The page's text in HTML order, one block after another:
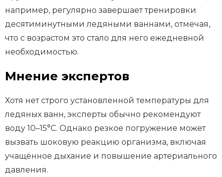
например, регулярно завершает тренировки
десятиминутными ледяными ваннами, отмечая,
что с возрастом это стало для него ежедневной
необходимостью.
Мнение экспертов
Хотя нет строго установленной температуры для
ледяных ванн, эксперты обычно рекомендуют
воду 10–15°C. Однако резкое погружение может
вызвать шоковую реакцию организма, включая
учащённое дыхание и повышение артериального
давления.